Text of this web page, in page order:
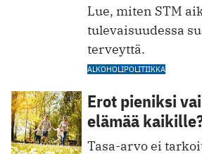
Lue, miten STM
tulevaisuudessa
terveyttä.
ALKOHOLIPOLITIIKKA
Erot pieniksi
elämää
Tasa-arvo ei